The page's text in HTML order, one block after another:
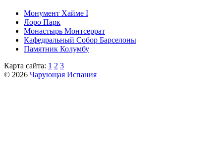
Монумент Хайме I
Лоро Парк
Монастырь Монтсеррат
Кафeдрaльный Собор Барселоны
Пaмятник Колумбу
Карта сайта: 1 2 3
© 2026 Чарующая Испания